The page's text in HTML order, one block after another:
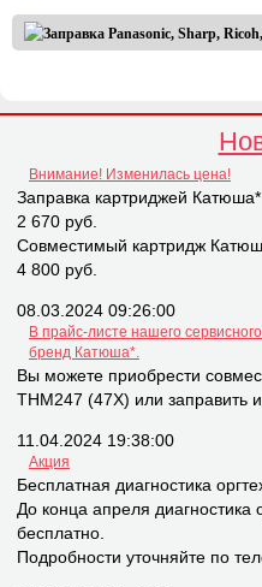
Внимание! Изменилась цена!
Заправка картриджей
2 670 руб.
Совместимый картридж
4 800 руб.
08.03.2024 09:26:00
В прайс-листе нашего
бренд Катюша*.
Вы можете приобрести
THM247 (47X) или заправить
11.04.2024 19:38:00
Акция
Бесплатная диагностика
До конца апреля диагностика
бесплатно.
Подробности уточняйте по